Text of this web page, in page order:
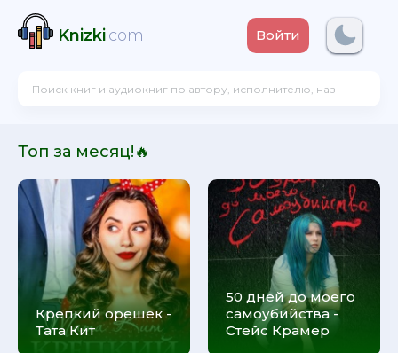
Knizki.com Войти
Топ за месяц!🔥
Крепкий орешек -
Тата Кит
50 дней до моего
самоубийства -
Стейс Крамер